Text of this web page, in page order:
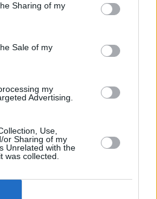
Sharing of my
Sale of my
my
Advertising.
Use,
or Sharing of my
Unrelated with the
was collected.
Ευρώπη
assets δεν αφορά μόνο τις
αλλά και την ευρωπαϊκή
η πρώτη διεθνής δύναμη
ξένα κρατικά
τέτοια κλίμακα, δημιουργεί
με απρόβλεπτες
γεωπολιτικό ρίσκο
δεν θα αφήσει αναπάντητο.